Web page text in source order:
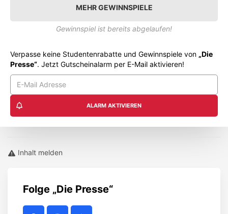
MEHR GEWINNSPIELE
Gewinnspiel ist bereits abgelaufen!
Verpasse keine Studentenrabatte und Gewinnspiele von „Die
Presse“. Jetzt Gutscheinalarm per E-Mail aktivieren!
ALARM AKTIVIEREN
Inhalt melden
Folge „Die Presse“